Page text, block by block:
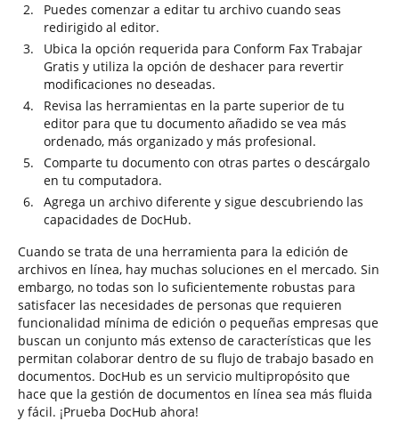
Puedes comenzar a editar tu archivo cuando seas
redirigido al editor.
Ubica la opción requerida para Conform Fax Trabajar
Gratis y utiliza la opción de deshacer para revertir
modificaciones no deseadas.
Revisa las herramientas en la parte superior de tu
editor para que tu documento añadido se vea más
ordenado, más organizado y más profesional.
Comparte tu documento con otras partes o descárgalo
en tu computadora.
Agrega un archivo diferente y sigue descubriendo las
capacidades de DocHub.
Cuando se trata de una herramienta para la edición de
archivos en línea, hay muchas soluciones en el mercado. Sin
embargo, no todas son lo suficientemente robustas para
satisfacer las necesidades de personas que requieren
funcionalidad mínima de edición o pequeñas empresas que
buscan un conjunto más extenso de características que les
permitan colaborar dentro de su flujo de trabajo basado en
documentos. DocHub es un servicio multipropósito que
hace que la gestión de documentos en línea sea más fluida
y fácil. ¡Prueba DocHub ahora!